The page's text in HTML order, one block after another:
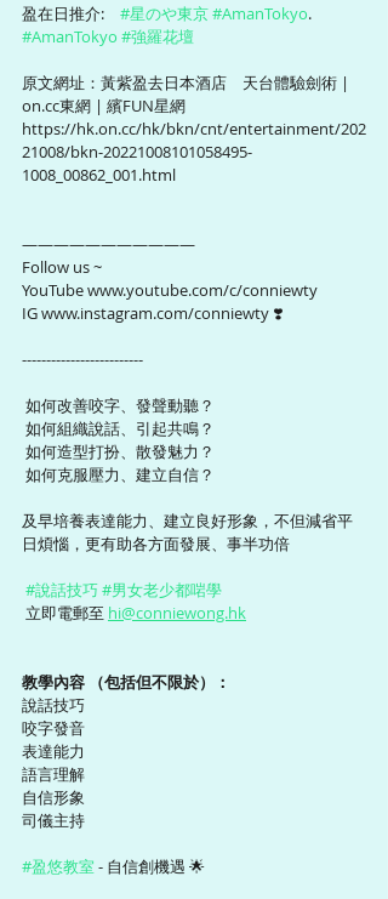
盈在日推介: #星のや東京#AmanTokyo.
#AmanTokyo #強羅花壇
原文網址：黃紫盈去日本酒店　天台體驗劍術 |
on.cc東網 | 繽FUN星網
https://hk.on.cc/hk/bkn/cnt/entertainment/202
21008/bkn-20221008101058495-
1008_00862_001.html
———————————
Follow us ~
YouTube www.youtube.com/c/conniewty
IG www.instagram.com/conniewty ❣️
-------------------------
如何改善咬字、發聲動聽？
如何組織說話、引起共鳴？
如何造型打扮、散發魅力？
如何克服壓力、建立自信？
及早培養表達能力、建立良好形象，不但減省平
日煩惱，更有助各方面發展、事半功倍
#說話技巧#男女老少都啱學
立即電郵至 hi@conniewong.hk
教學內容 （包括但不限於）：
說話技巧
咬字發音
表達能力
語言理解
自信形象
司儀主持
#盈悠教室 - 自信創機遇 🌟